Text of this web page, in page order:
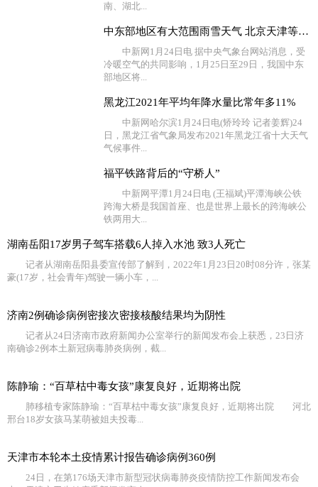
南、湖北...
中东部地区有大范围雨雪天气 北京天津等地有大雾
中新网1月24日电 据中央气象台网站消息，受
冷暖空气的共同影响，1月25日至29日，我国中东
部地区将...
黑龙江2021年平均年降水量比常年多11%
中新网哈尔滨1月24日电(矫玲玲 记者姜辉)24
日，黑龙江省气象局发布2021年黑龙江省十大天气
气候事件...
福平铁路背后的“守桥人”
中新网平潭1月24日电 (王福斌)平潭海峡公铁
跨海大桥是我国首座、也是世界上最长的跨海峡公
铁两用大...
湖南岳阳17岁男子驾车搭载6人掉入水池 致3人死亡
记者从湖南岳阳县委宣传部了解到，2022年1月23日20时08分许，张某
豪(17岁，社会青年)驾驶一辆小车，...
济南2例确诊病例密接次密接核酸结果均为阴性
记者从24日济南市政府新闻办公室举行的新闻发布会上获悉，23日济
南确诊2例本土新冠病毒肺炎病例，截...
陈静瑜：“百草枯中毒女孩”康复良好，近期将出院
肺移植专家陈静瑜：“百草枯中毒女孩”康复良好，近期将出院 河北
邢台18岁女孩马某萌被姐夫投毒...
天津市本轮本土疫情累计报告确诊病例360例
24日，在第176场天津市新型冠状病毒肺炎疫情防控工作新闻发布会